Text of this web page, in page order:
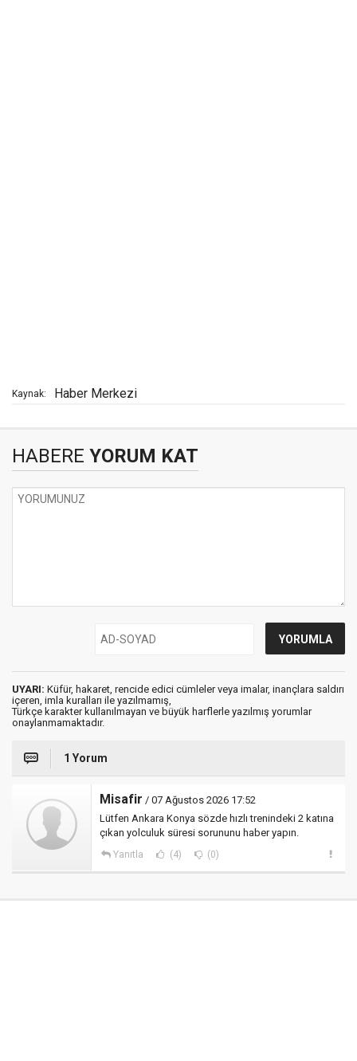
Kaynak: Haber Merkezi
HABERE YORUM KAT
UYARI: Küfür, hakaret, rencide edici cümleler veya imalar, inançlara saldırı
içeren, imla kuralları ile yazılmamış,
Türkçe karakter kullanılmayan ve büyük harflerle yazılmış yorumlar
onaylanmamaktadır.
1 Yorum
Misafir / 07 Ağustos 2026 17:52
Lütfen Ankara Konya sözde hızlı trenindeki 2 katına
çıkan yolculuk süresi sorununu haber yapın.
Yanıtla (4) (0)